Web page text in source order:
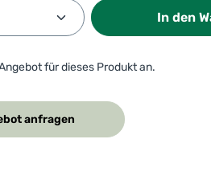
Gib den In den
für dieses Produkt an.
anfragen